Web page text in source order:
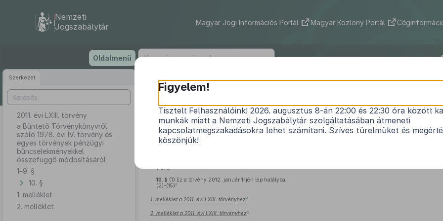
tartalomra
Nemzeti
Jogszabálytár
Magyar Jogi Információs Portál Magyar Közlöny Portál
Oldalmenü
Szerkezet
2011. évi LXIII. törvény
a Büntető Törvénykönyvről
szóló 1978. évi IV. törvény és
egyes törvények pénzügyi
bűncselekményekkel
összefüggő módosításáról
1–9. §
10. §
1. melléklet
2. melléklet
2011. évi LXIII. törvény
a Büntető Törvénykönyvről szóló1978. évi IV. törvényés
pénzügyi bűncselekményekkel összefüggő
1–9. §
10. § (1) Ez a törvény 2012. január 1-jén lép hatályba.
(2)–(15) 3
1. melléklet a 2011. évi LXIII. törvényhez4
2. melléklet a 2011. évi LXIII. törvényhez5
Figyelem!
Tisztelt Felhasználóink! 2026. augusztus 8-án 22:00 és 22:30 óra között
munkák miatt a Nemzeti Jogszabálytár szolgáltatásában átmeneti
kapcsolatmegszakadásokra lehet számítani. Szíves türelmüket és
köszönjük!